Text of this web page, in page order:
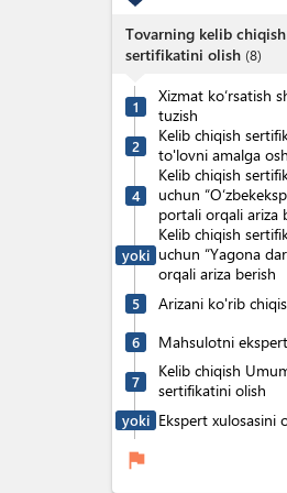
Tovarning kelib
sertifikatini olish (8)
1
Xizmat ko‘rsatish
tuzish
2
Kelib chiqish
to'lovni amalga
4
Kelib chiqish
uchun
portali orqali ariza
yoki
Kelib chiqish
uchun “Yagona
orqali ariza berish
5 Arizani ko'rib
6 Mahsulotni
7
Kelib chiqish
sertifikatini olish
yoki Ekspert xulosasini
flag